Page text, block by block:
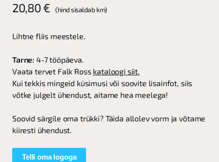
20,80 € (hind sisaldab km)
Lihtne fliis meestele.
Tarne: 4-7 tööpäeva.
Vaata tervet Falk Ross kataloogi siit.
Kui tekkis mingeid küsimusi või soovite lisainfot, siis
võtke julgelt ühendust, aitame hea meelega!
Soovid särgile oma trükki? Täida allolev vorm ja võtame
kiiresti ühendust.
Telli oma logoga